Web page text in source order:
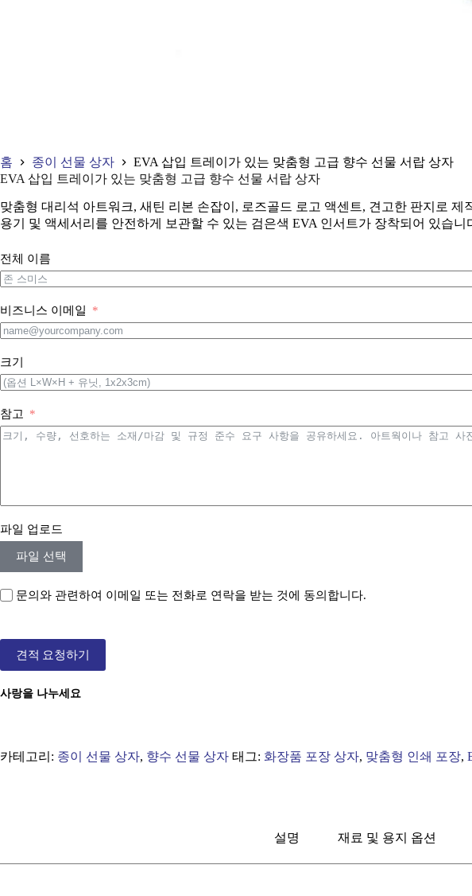
홈 종이 선물 상자
EVA 삽입 트레이가 있는 맞춤형 고급 향수 선물 서랍 상자
EVA 삽입 트레이가 있는 맞춤형 고급 향수 선물 서랍 상자
맞춤형 대리석 아트워크, 새틴 리본 손잡이, 로즈골드 로고 액센트, 견고한 판지로
용기 및 액세서리를 안전하게 보관할 수 있는 검은색 EVA 인서트가 장착되어 있습니
전체 이름
비즈니스 이메일
크기
참고
파일 업로드
파일 선택
문의와 관련하여 이메일 또는 전화로 연락을 받는 것에 동의합니다.
견적 요청하기
사랑을 나누세요
카테고리: 종이 선물 상자, 향수 선물 상자 태그: 화장품 포장 상자, 맞춤형 인쇄 포장,
설명 재료 및 용지 옵션